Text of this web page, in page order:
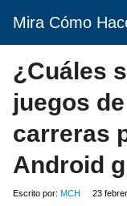
Mira Cómo
¿Cuáles
juegos
carreras
Android
Escrito por: MCH 23